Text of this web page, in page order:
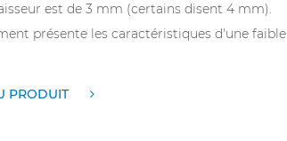
est de 3 mm (certains disent 4 mm).
présente les caractéristiques d'une faible
charge radiale ou à une charge combinée
PRODUIT